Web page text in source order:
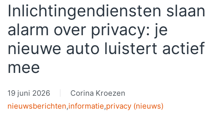
Inlichtingendiensten slaan
alarm over privacy: je
nieuwe auto luistert actief
mee
19 juni 2026
Corina Kroezen
nieuwsberichten,informatie,privacy (nieuws)